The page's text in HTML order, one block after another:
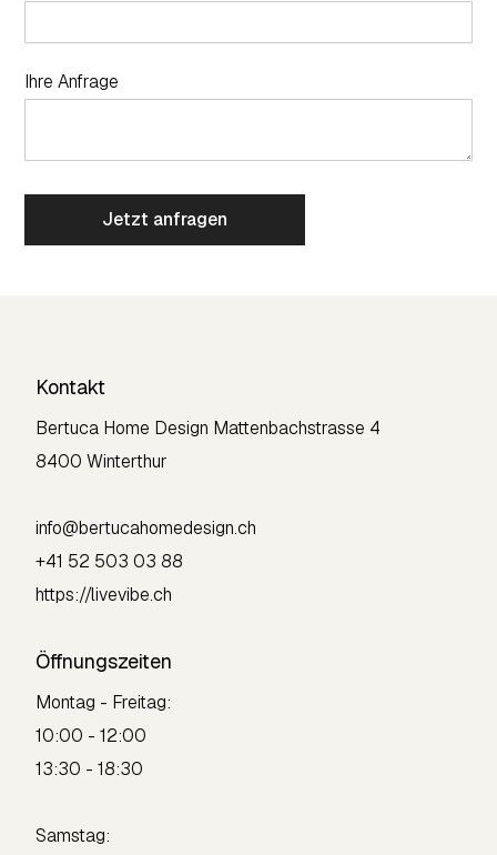
Ihre Anfrage
Kontakt
Bertuca Home Design Mattenbachstrasse 4
8400 Winterthur
info@bertucahomedesign.ch
+41 52 503 03 88
https://livevibe.ch
Öffnungszeiten
Montag - Freitag:
10:00 - 12:00
13:30 - 18:30
Samstag: